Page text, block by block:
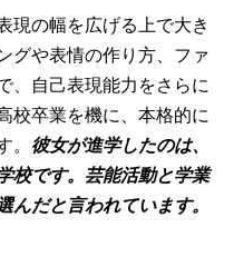
現の幅を広げる上で大き
グや表情の作り方、ファ
、自己表現能力をさらに
校卒業を機に、本格的に
。 彼女が進学したのは、
校です。芸能活動と学業
んだと言われています。